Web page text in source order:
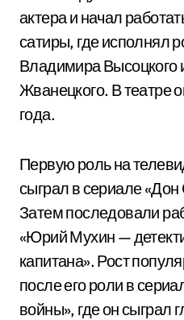
актера и начал
сатиры, где исполнял
Владимира Высоцкого
Жванецкого. В театре
года.
Первую роль на
сыграл в сериале «Дон
Затем последовали
«Юрий Мухин —
капитана». Рост
после его роли в
войны», где он сыграл